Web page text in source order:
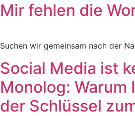
Mir fehlen die
Suchen wir gemeinsam nach der
Social Media ist
Monolog: Warum
der Schlüssel